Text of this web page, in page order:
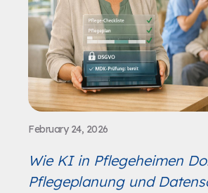
February 24, 2026
Wie KI in Pflegeheimen
Pflegeplanung und